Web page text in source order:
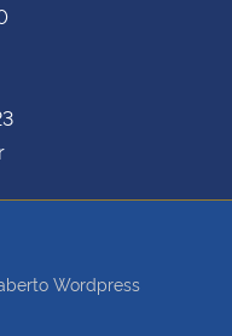
Wordpress